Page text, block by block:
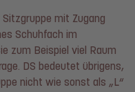
mit Zugang
Schuhfach im
zum Beispiel viel Raum
DS bedeutet übrigens,
nicht wie sonst als „L“